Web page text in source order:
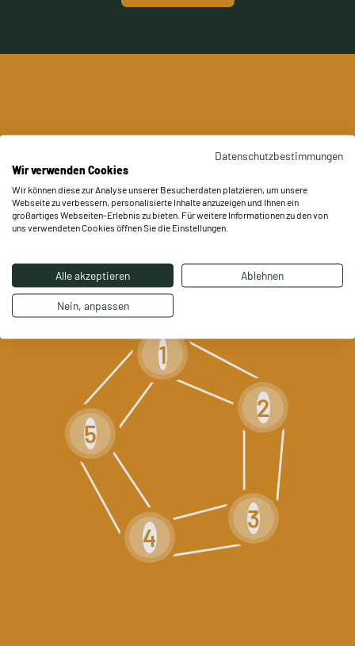
EINMALIGES KONZEPT VON REHAB FIVE.
Durch unser innovatives und neues 5-Säulen Behandlungsprinzip
gehen wir komplett neue Wege. REHAB FIVE steht für modernste
Physiotherapie, individuell angepasst auf Deine Bedürfnisse.
1
2
3
4
5
Datenschutzbestimmungen
Wir verwenden Cookies
Wir können diese zur Analyse unserer Besucherdaten platzieren, um unsere
Webseite zu verbessern, personalisierte Inhalte anzuzeigen und Ihnen ein
großartiges Webseiten-Erlebnis zu bieten. Für weitere Informationen zu den von
uns verwendeten Cookies öffnen Sie die Einstellungen.
Alle akzeptieren Ablehnen
Nein, anpassen